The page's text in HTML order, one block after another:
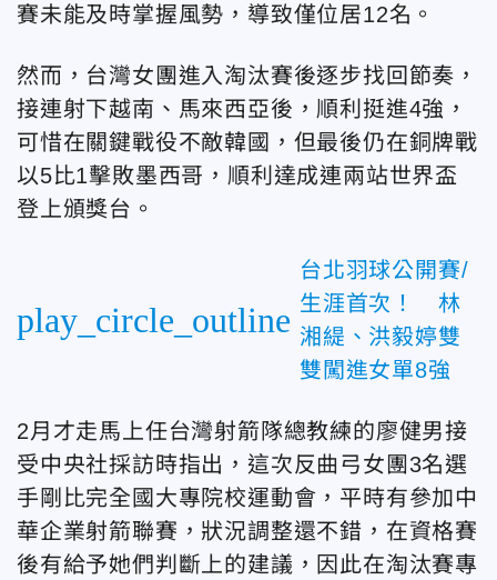
賽未能及時掌握風勢，導致僅位居12名。
然而，台灣女團進入淘汰賽後逐步找回節奏，
接連射下越南、馬來西亞後，順利挺進4強，
可惜在關鍵戰役不敵韓國，但最後仍在銅牌戰
以5比1擊敗墨西哥，順利達成連兩站世界盃
登上頒獎台。
play_circle_outline
台北羽球公開賽/
生涯首次！ 林
湘緹、洪毅婷雙
雙闖進女單8強
2月才走馬上任台灣射箭隊總教練的廖健男接
受中央社採訪時指出，這次反曲弓女團3名選
手剛比完全國大專院校運動會，平時有參加中
華企業射箭聯賽，狀況調整還不錯，在資格賽
後有給予她們判斷上的建議，因此在淘汰賽專